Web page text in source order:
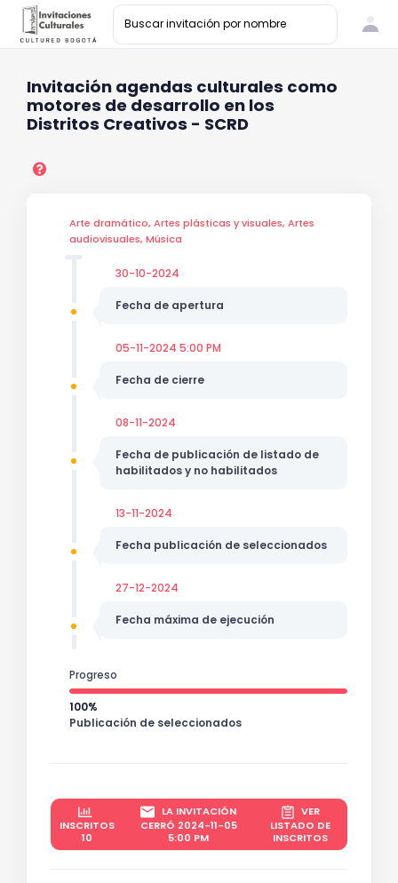
Invitación agendas culturales como
motores de desarrollo en los
Distritos Creativos - SCRD
Arte dramático, Artes plásticas y visuales, Artes
audiovisuales, Música
30-10-2024
Fecha de apertura
05-11-2024 5:00 PM
Fecha de cierre
08-11-2024
Fecha de publicación de listado de
habilitados y no habilitados
13-11-2024
Fecha publicación de seleccionados
27-12-2024
Fecha máxima de ejecución
Progreso
100%
Publicación de seleccionados
INSCRITOS
10
LA INVITACIÓN
CERRÓ 2024-11-05
5:00 PM
VER
LISTADO DE
INSCRITOS